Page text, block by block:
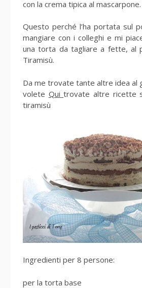
con la crema tipica al mascarpone.
Questo perché l’ha portata sul
mangiare con i colleghi e mi
una torta da tagliare a fette, al
Tiramisù.
Da me trovate tante altre idea al
volete Quitrovate altre ricette
tiramisù
Ingredienti per 8 persone:
per la torta base